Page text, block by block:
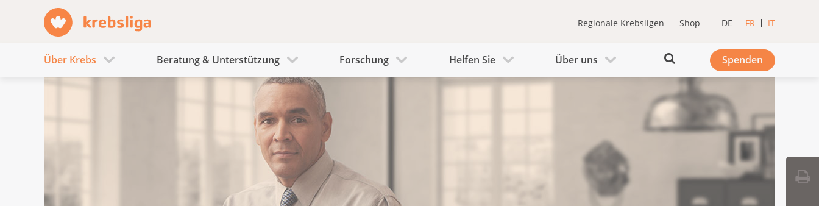
Regionale Krebsligen Shop DE FR IT
Über Krebs Beratung & Unterstützung Forschung Helfen Sie Über uns Spenden